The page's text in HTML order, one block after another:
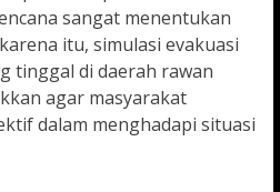
sangat menentukan
itu, simulasi evakuasi
tinggal di daerah rawan
agar masyarakat
dalam menghadapi situasi